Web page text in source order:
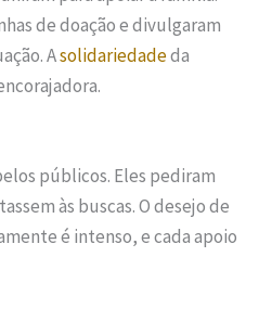
de doação e divulgaram
Asolidariedadeda
públicos. Eles pediram
às buscas. O desejo de
é intenso, e cada apoio